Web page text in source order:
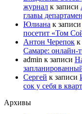
журнал к записи
главы
Юлиана к записи
посетит «Том
Антон Черепок к
Самаре: онлайн-
admin к записи
Сергей к записи
сок у себя в
Архивы